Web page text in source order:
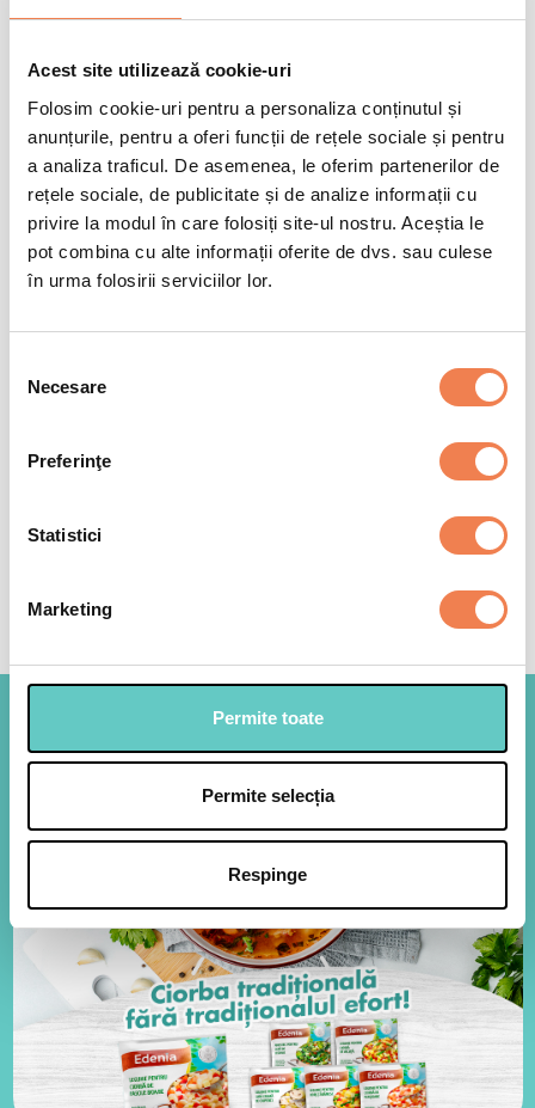
Acest site utilizează cookie-uri
Folosim cookie-uri pentru a personaliza conținutul și
anunțurile, pentru a oferi funcții de rețele sociale și pentru
a analiza traficul. De asemenea, le oferim partenerilor de
rețele sociale, de publicitate și de analize informații cu
privire la modul în care folosiți site-ul nostru. Aceștia le
pot combina cu alte informații oferite de dvs. sau culese
în urma folosirii serviciilor lor.
consimțământului
Necesare
Preferinţe
Statistici
Marketing
Permite toate
Permite selecția
Respinge
Grăsimi
Din care acizi saturați
0.0 g
Glucide
4.2 g
2%
Din care zaharuri
1.2 g
1%
Fibre
1.6 g
Proteine
1.2 g
2%
*Consumul de referință al unui adult obișnuit este de 8400kJ/2000kcal
Condiții de păstrare
Pana la data inscrisa pe ambalaj